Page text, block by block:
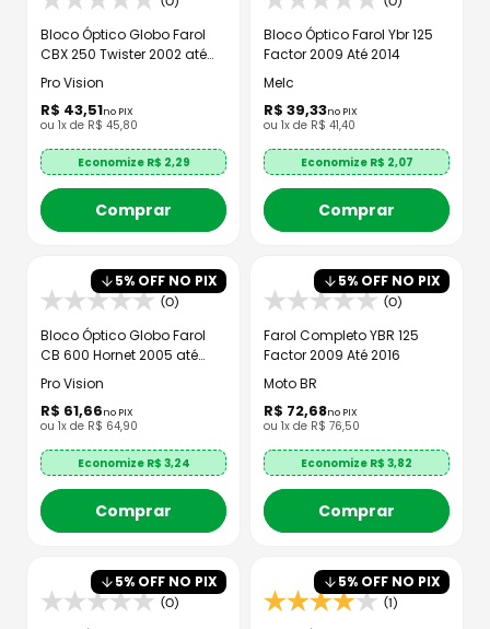
Bloco Óptico Globo Farol
CBX 250 Twister 2002 até
2008
Pro Vision
R$ 43,51no PIX
ou 1x de R$ 45,80
Economize R$ 2,29
Comprar
Bloco Óptico Farol Ybr 125
Factor 2009 Até 2014
Melc
R$ 39,33no PIX
ou 1x de R$ 41,40
Economize R$ 2,07
Comprar
5% OFF NO PIX
(0)
Bloco Óptico Globo Farol
CB 600 Hornet 2005 até
2008
Pro Vision
R$ 61,66no PIX
ou 1x de R$ 64,90
Economize R$ 3,24
Comprar
5% OFF NO PIX
(0)
Farol Completo YBR 125
Factor 2009 Até 2016
Moto BR
R$ 72,68no PIX
ou 1x de R$ 76,50
Economize R$ 3,82
Comprar
5% OFF NO PIX
(0)
5% OFF NO PIX
(1)